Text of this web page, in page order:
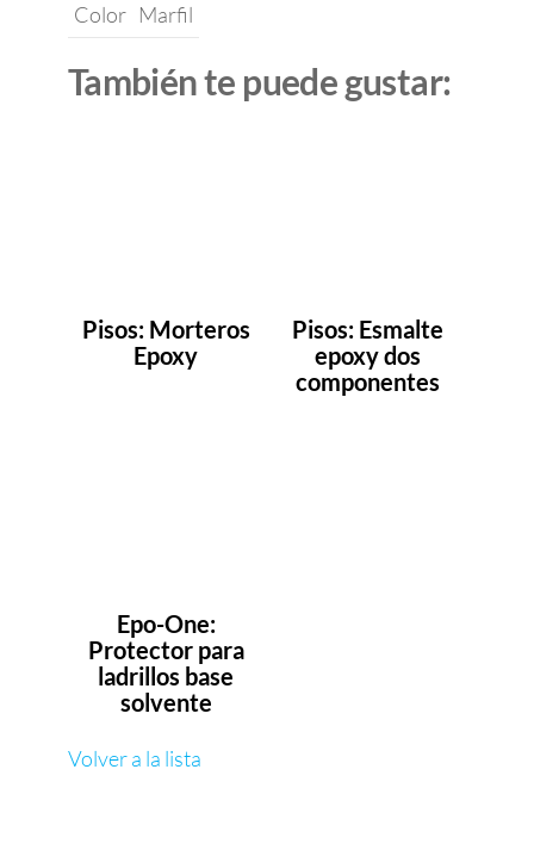
Color Marfil
También te puede gustar:
Pisos: Morteros
Epoxy
Pisos: Esmalte
epoxy dos
componentes
Epo-One:
Protector para
ladrillos base
solvente
Volver a la lista